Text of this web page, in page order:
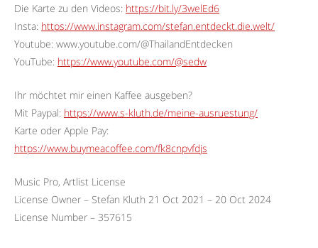
Die Karte zu den Videos: https://bit.ly/3welEd6
Insta: https://www.instagram.com/stefan.entdeckt.die.welt/
Youtube: www.youtube.com/@ThailandEntdecken
YouTube: https://www.youtube.com/@sedw
Ihr möchtet mir einen Kaffee ausgeben?
Mit Paypal: https://www.s-kluth.de/meine-ausruestung/
Karte oder Apple Pay:
https://www.buymeacoffee.com/fk8cnpvfdjs
Music Pro, Artlist License
License Owner – Stefan Kluth 21 Oct 2021 – 20 Oct 2024
License Number – 357615